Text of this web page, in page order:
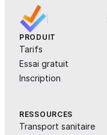
PRODUIT
Tarifs
Essai gratuit
Inscription
RESSOURCES
Transport sanitaire